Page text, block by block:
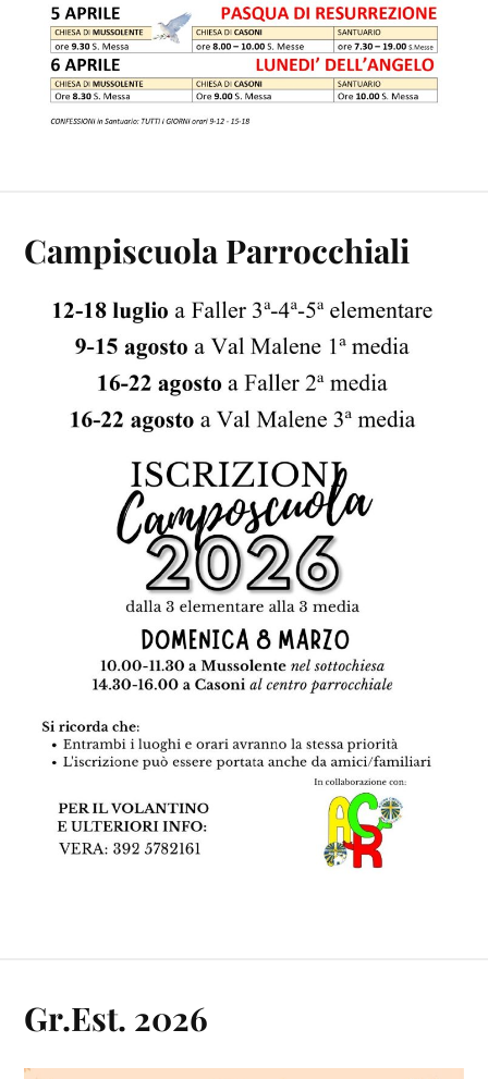
Campiscuola Parrocchiali
Gr.Est. 2026